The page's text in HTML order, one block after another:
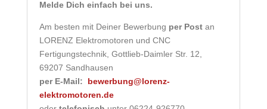
Melde Dich einfach bei uns.
Am besten mit Deiner Bewerbung per Postan
LORENZ Elektromotoren und CNC
Fertigungstechnik, Gottlieb-Daimler Str. 12,
69207 Sandhausen
per E-Mail:
bewerbung@lorenz-
elektromotoren.de